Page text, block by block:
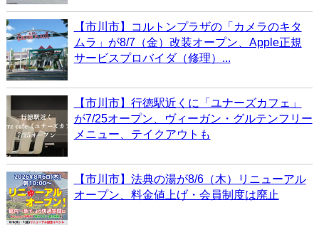
【市川市】コルトンプラザの「カメラのキタ
ムラ」が8/7（金）改装オープン、Apple正規
サービスプロバイダ（修理）...
【市川市】行徳駅近くに「ユナーズカフェ」
が7/25オープン、ヴィーガン・グルテンフリー
メニュー、テイクアウトも
【市川市】法典の湯が8/6（木）リニューアル
オープン、料金値上げ・会員制度は廃止